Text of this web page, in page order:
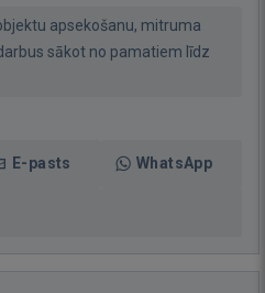
apsekošanu, mitruma
sākot no pamatiem līdz
E-pasts WhatsApp